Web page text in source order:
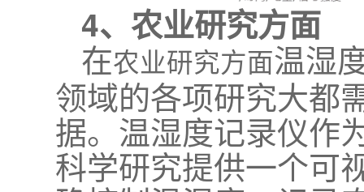
4、农业研究方面
在农业研究方面温湿
领域的各项研究大都
据。温湿度记录仪作
科学研究提供一个可